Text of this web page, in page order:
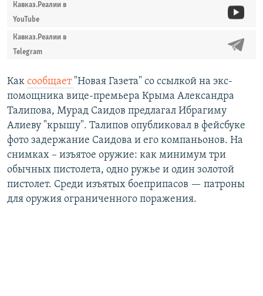
Кавказ.Реалии в
YouTube
Кавказ.Реалии в
Telegram
Как сообщает "Новая Газета" со ссылкой на экс-
помощника вице-премьера Крыма Александра
Талипова, Мурад Саидов предлагал Ибрагиму
Алиеву "крышу". Талипов опубликовал в фейсбуке
фото задержание Саидова и его компаньонов. На
снимках – изъятое оружие: как минимум три
обычных пистолета, одно ружье и один золотой
пистолет. Среди изъятых боеприпасов — патроны
для оружия ограниченного поражения.